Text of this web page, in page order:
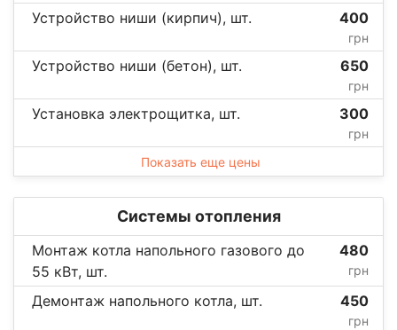
Устройство ниши (кирпич), шт. 400
грн
Устройство ниши (бетон), шт. 650
грн
Установка электрощитка, шт. 300
грн
Показать еще цены
Системы отопления
Монтаж котла напольного газового до
55 кВт, шт.
480
грн
Демонтаж напольного котла, шт. 450
грн